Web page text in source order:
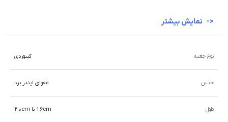
نوع جعبه کیبوردی
جنس مقوای ایندر برد
طول 16cm تا 20cm